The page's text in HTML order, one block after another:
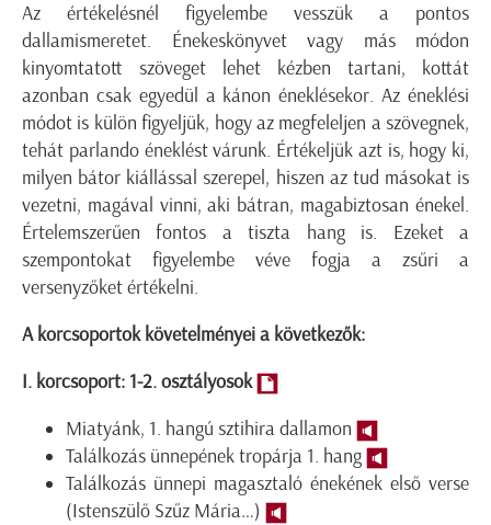
Az értékelésnél figyelembe vesszük a pontos
dallamismeretet. Énekeskönyvet vagy más módon
kinyomtatott szöveget lehet kézben tartani, kottát
azonban csak egyedül a kánon éneklésekor. Az éneklési
módot is külön figyeljük, hogy az megfeleljen a szövegnek,
tehát parlando éneklést várunk. Értékeljük azt is, hogy ki,
milyen bátor kiállással szerepel, hiszen az tud másokat is
vezetni, magával vinni, aki bátran, magabiztosan énekel.
Értelemszerűen fontos a tiszta hang is. Ezeket a
szempontokat figyelembe véve fogja a zsűri a
versenyzőket értékelni.
A korcsoportok követelményei a következők:
I. korcsoport: 1-2. osztályosok
Miatyánk, 1. hangú sztihira dallamon
Találkozás ünnepének tropárja 1. hang
Találkozás ünnepi magasztaló énekének első verse
(Istenszülő Szűz Mária…)